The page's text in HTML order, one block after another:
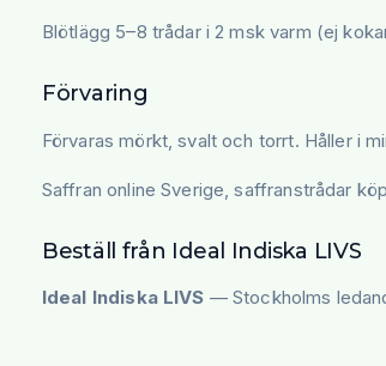
Blötlägg 5–8 trådar i 2 msk varm (ej
Förvaring
Förvaras mörkt, svalt och torrt. Håller i
Saffran online Sverige, saffranstrådar
Beställ från Ideal Indiska LIVS
Ideal Indiska LIVS — Stockholms